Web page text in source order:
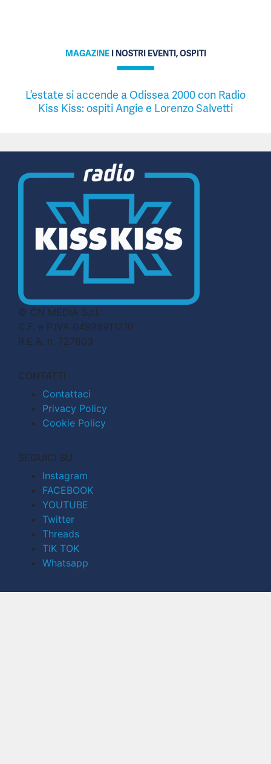
MAGAZINE I NOSTRI EVENTI, OSPITI
L’estate si accende a Odissea 2000 con Radio
Kiss Kiss: ospiti Angie e Lorenzo Salvetti
© CN MEDIA S.r.l.
C.F. e P.IVA 04998911210
R.E.A. n. 727803
CONTATTI
Contattaci
Privacy Policy
Cookie Policy
SEGUICI SU
Instagram
FACEBOOK
YOUTUBE
Twitter
Threads
TIK TOK
Whatsapp